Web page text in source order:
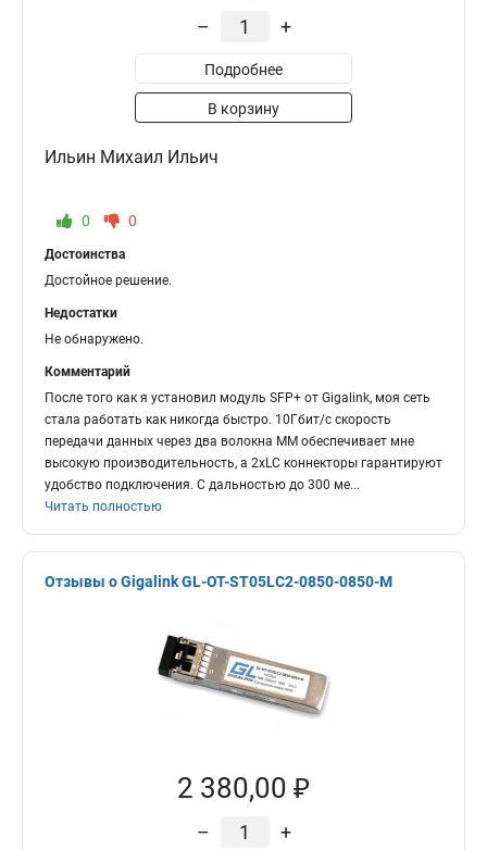
– +
Подробнее
В корзину
Ильин Михаил Ильич
0 0
Достоинства
Достойное решение.
Недостатки
Не обнаружено.
Комментарий
После того как я установил модуль SFP+ от Gigalink, моя сеть
стала работать как никогда быстро. 10Гбит/с скорость
передачи данных через два волокна ММ обеспечивает мне
высокую производительность, а 2хLC коннекторы гарантируют
удобство подключения. С дальностью до 300 ме...
Читать полностью
Отзывы о Gigalink GL-OT-ST05LC2-0850-0850-M
2 380,00 ₽
– +